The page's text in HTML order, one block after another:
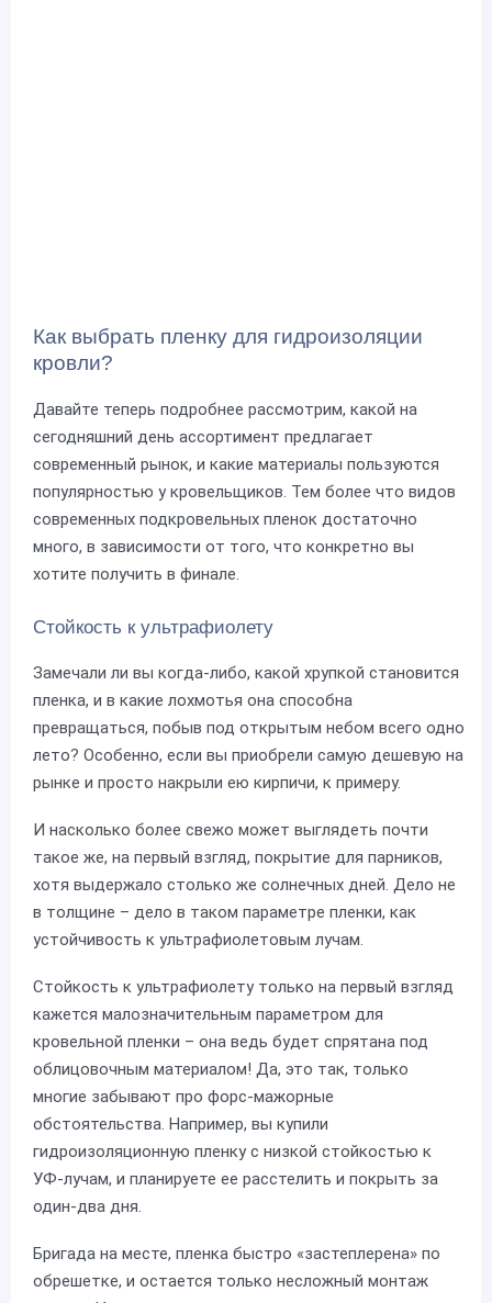
Как выбрать пленку для гидроизоляции
кровли?
Давайте теперь подробнее рассмотрим, какой на
сегодняшний день ассортимент предлагает
современный рынок, и какие материалы пользуются
популярностью у кровельщиков. Тем более что видов
современных подкровельных пленок достаточно
много, в зависимости от того, что конкретно вы
хотите получить в финале.
Стойкость к ультрафиолету
Замечали ли вы когда-либо, какой хрупкой становится
пленка, и в какие лохмотья она способна
превращаться, побыв под открытым небом всего одно
лето? Особенно, если вы приобрели самую дешевую на
рынке и просто накрыли ею кирпичи, к примеру.
И насколько более свежо может выглядеть почти
такое же, на первый взгляд, покрытие для парников,
хотя выдержало столько же солнечных дней. Дело не
в толщине – дело в таком параметре пленки, как
устойчивость к ультрафиолетовым лучам.
Стойкость к ультрафиолету только на первый взгляд
кажется малозначительным параметром для
кровельной пленки – она ведь будет спрятана под
облицовочным материалом! Да, это так, только
многие забывают про форс-мажорные
обстоятельства. Например, вы купили
гидроизоляционную пленку с низкой стойкостью к
УФ-лучам, и планируете ее расстелить и покрыть за
один-два дня.
Бригада на месте, пленка быстро «застеплерена» по
обрешетке, и остается только несложный монтаж